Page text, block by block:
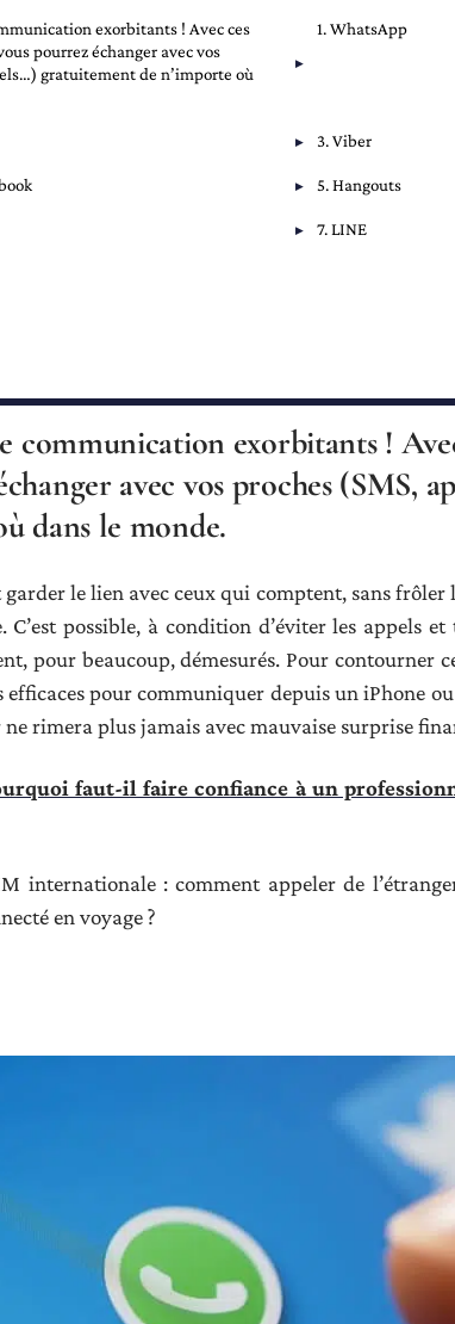
exorbitants ! Avec ces
pourrez échanger avec vos
gratuitement de n’importe où
1. WhatsApp
3. Viber
5. Hangouts
7. LINE
communication exorbitants !
avec vos proches (SMS,
dans le monde.
garder le lien avec ceux qui comptent, sans
possible, à condition d’éviter les appels
pour beaucoup, démesurés. Pour contourner
pour communiquer depuis un iPhone
rimera plus jamais avec mauvaise surprise
faut-il faire confiance à un
internationale : comment appeler de
en voyage ?